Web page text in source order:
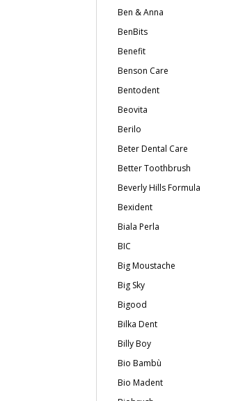
Ben & Anna
BenBits
Benefit
Benson Care
Bentodent
Beovita
Berilo
Beter Dental Care
Better Toothbrush
Beverly Hills Formula
Bexident
Biala Perla
BIC
Big Moustache
Big Sky
Bigood
Bilka Dent
Billy Boy
Bio Bambù
Bio Madent